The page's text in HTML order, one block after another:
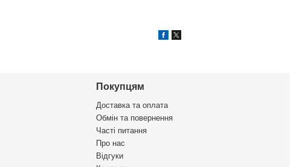
Покупцям
Доставка та оплата
Обмін та повернення
Часті питання
Про нас
Відгуки